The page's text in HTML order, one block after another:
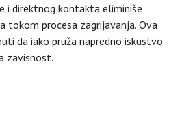
i direktnog kontakta eliminiše
tokom procesa zagrijavanja. Ova
da iako pruža napredno iskustvo
zavisnost.